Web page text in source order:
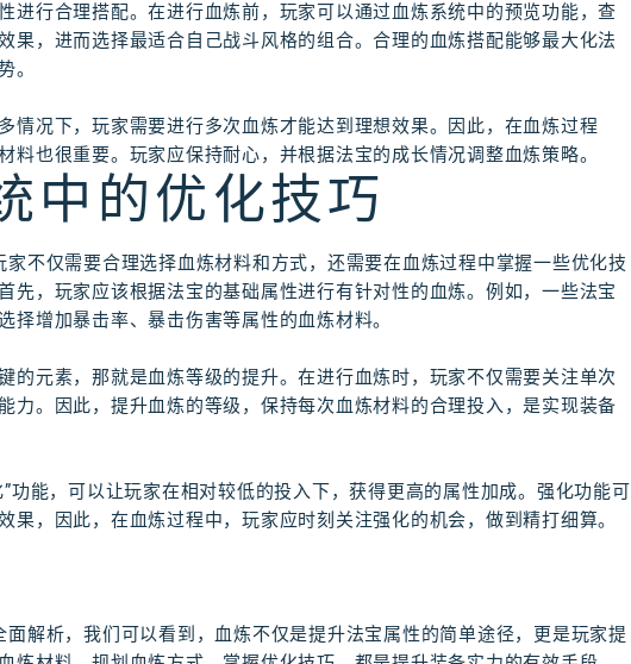
进行合理搭配。在进行血炼前，玩家可以通过血炼系统中的预览功能，查
果，进而选择最适合自己战斗风格的组合。合理的血炼搭配能够最大化法
。
情况下，玩家需要进行多次血炼才能达到理想效果。因此，在血炼过程
料也很重要。玩家应保持耐心，并根据法宝的成长情况调整血炼策略。
中的优化技巧
不仅需要合理选择血炼材料和方式，还需要在血炼过程中掌握一些优化技
先，玩家应该根据法宝的基础属性进行有针对性的血炼。例如，一些法宝
择增加暴击率、暴击伤害等属性的血炼材料。
的元素，那就是血炼等级的提升。在进行血炼时，玩家不仅需要关注单次
力。因此，提升血炼的等级，保持每次血炼材料的合理投入，是实现装备
功能，可以让玩家在相对较低的投入下，获得更高的属性加成。强化功能可
果，因此，在血炼过程中，玩家应时刻关注强化的机会，做到精打细算。
解析，我们可以看到，血炼不仅是提升法宝属性的简单途径，更是玩家提